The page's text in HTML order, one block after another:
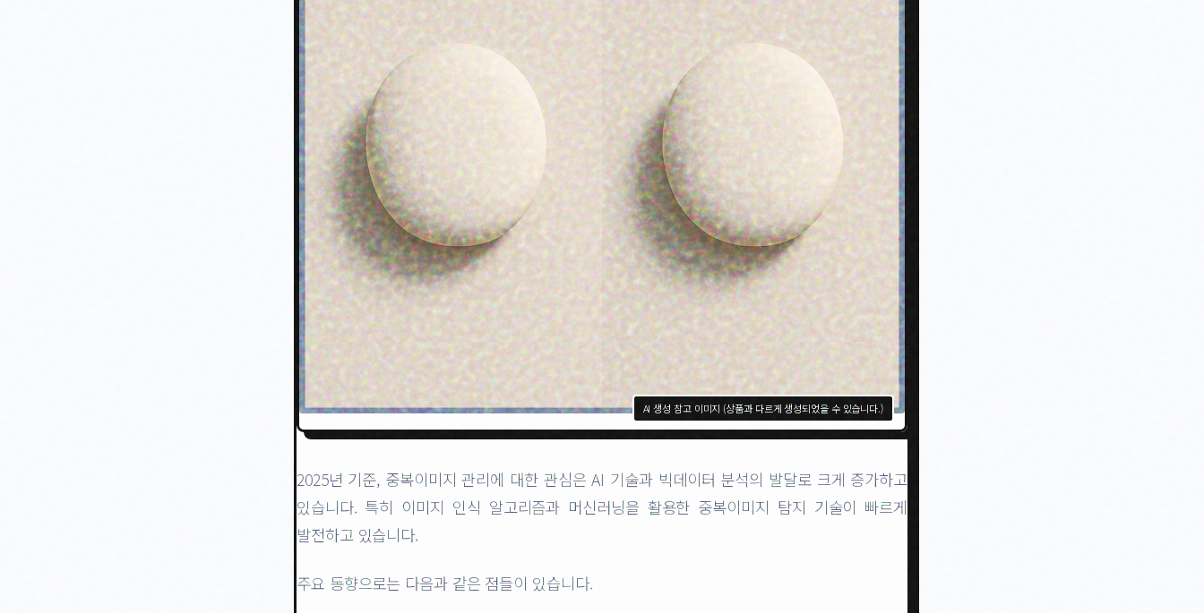
AI 생성 참고 이미지 (상품과 다르게 생성되었을 수 있습니다.)
2025년 기준, 중복이미지 관리에 대한 관심은 AI 기술과 빅데이터 분석의 발달로 크게 증가하고
있습니다. 특히 이미지 인식 알고리즘과 머신러닝을 활용한 중복이미지 탐지 기술이 빠르게
발전하고 있습니다.
주요 동향으로는 다음과 같은 점들이 있습니다.